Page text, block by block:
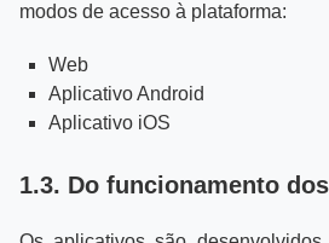
modos de acesso à plataforma:
Web
Aplicativo Android
Aplicativo iOS
1.3. Do funcionamento